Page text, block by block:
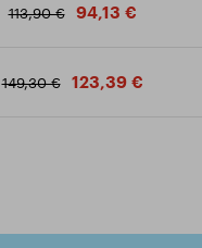
113,90 € 94,13 €
149,30 € 123,39 €